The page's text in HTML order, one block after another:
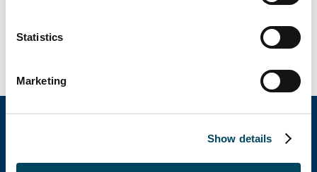
Statistics
Marketing
Show details
Catella Group